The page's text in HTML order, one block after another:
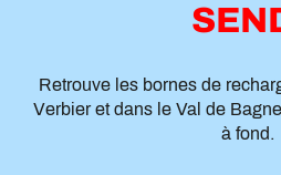
Retrouve les bornes de
Verbier et dans le Val de
à fond.